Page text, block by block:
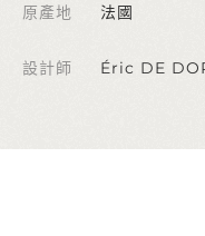
原產地 法國
設計師 Éric DE